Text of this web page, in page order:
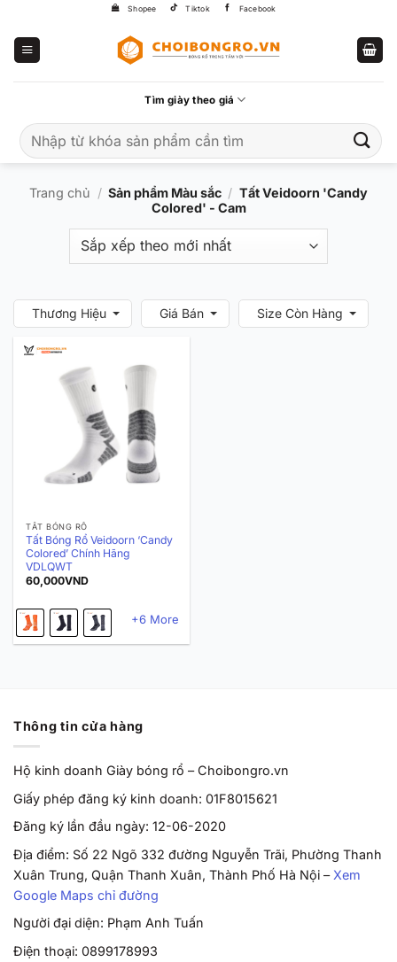
Shopee Tiktok Facebook
Tìm giày theo giá
kiếm:
Trang chủ / Sản phẩm Màu sắc / Tất Veidoorn 'Candy
Colored' - Cam
Thương Hiệu Giá Bán Size Còn Hàng
TẤT BÓNG RỔ
Tất Bóng Rổ Veidoorn ‘Candy
Colored’ Chính Hãng
VDLQWT
60,000VND
+6 More
Thông tin cửa hàng
Hộ kinh doanh Giày bóng rổ – Choibongro.vn
Giấy phép đăng ký kinh doanh: 01F8015621
Đăng ký lần đầu ngày: 12-06-2020
Địa điểm: Số 22 Ngõ 332 đường Nguyễn Trãi, Phường Thanh
Xuân Trung, Quận Thanh Xuân, Thành Phố Hà Nội – Xem
Google Maps chỉ đường
Người đại diện: Phạm Anh Tuấn
Điện thoại: 0899178993